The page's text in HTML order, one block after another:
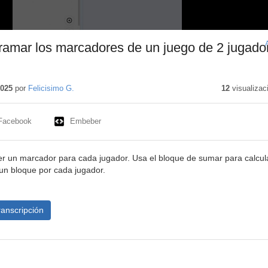
los marcadores de un juego de 2
por Felicisimo G. 12
Embeber
un marcador para cada jugador. Usa el bloque de sumar para
bloque por cada jugador.